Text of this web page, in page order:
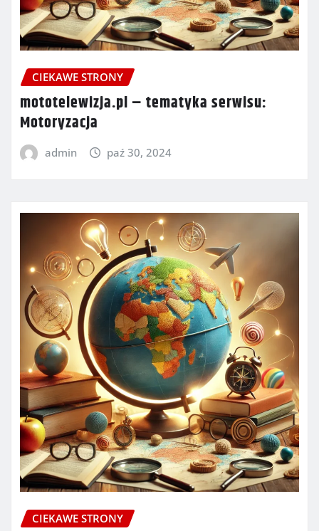
CIEKAWE STRONY
mototelewizja.pl – tematyka serwisu:
Motoryzacja
admin paź 30, 2024
CIEKAWE STRONY